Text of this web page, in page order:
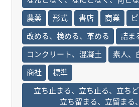
農薬
形式 書店 商業
改める、検める、革める
詰ま
コンクリート、混凝土
素人、
商社
標準
立ち止まる、立ち止る、立ちど
立ち留まる、立留まる